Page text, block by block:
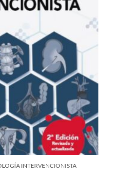
INTERVENCIONISTA